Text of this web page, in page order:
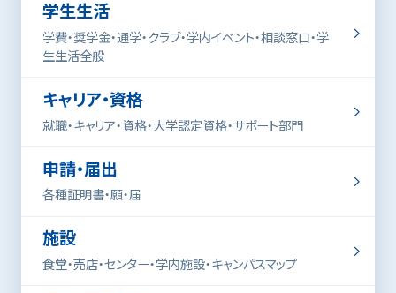
学生生活
学費・奨学金・通学・クラブ・学内イベント・相談窓口・学
生生活全般
キャリア・資格
就職・キャリア・資格・大学認定資格・サポート部門
申請・届出
各種証明書・願・届
施設
食堂・売店・センター・学内施設・キャンパスマップ